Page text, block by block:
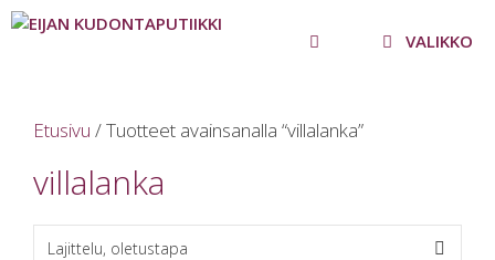
Siirry
sisältöön
VALIKKO
Etusivu / Tuotteet avainsanalla “villalanka”
villalanka